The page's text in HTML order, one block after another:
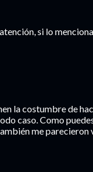
si lo
la costumbre de
caso. Como
me parecieron